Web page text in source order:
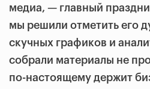
медиа, — главный
мы решили отметить его
скучных графиков и
собрали материалы не
по-настоящему держит